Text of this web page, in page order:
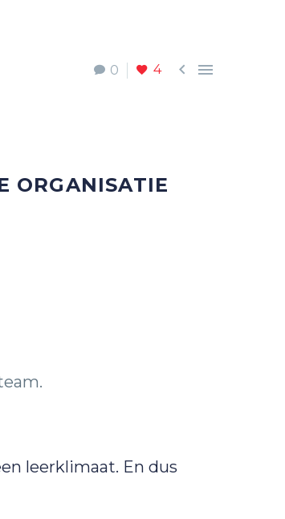
0 4  
ORGANISATIE
leerklimaat. En dus